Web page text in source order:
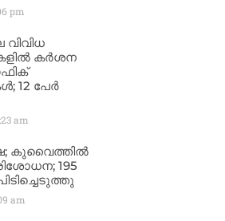
pm
കർശന
12 പേർ
am
കുവൈത്തിൽ
195
am